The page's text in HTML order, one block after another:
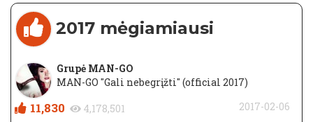
2017 mėgiamiausi
Grupė MAN-GO
MAN-GO "Gali nebegrįžti" (official 2017)
11,830 4,178,501
2017-02-06